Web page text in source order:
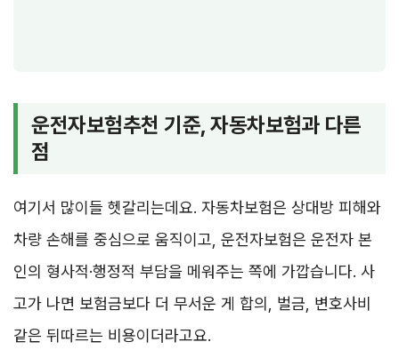
운전자보험추천 기준, 자동차보험과 다른
점
여기서 많이들 헷갈리는데요. 자동차보험은 상대방 피해와
차량 손해를 중심으로 움직이고, 운전자보험은 운전자 본
인의 형사적·행정적 부담을 메워주는 쪽에 가깝습니다. 사
고가 나면 보험금보다 더 무서운 게 합의, 벌금, 변호사비
같은 뒤따르는 비용이더라고요.